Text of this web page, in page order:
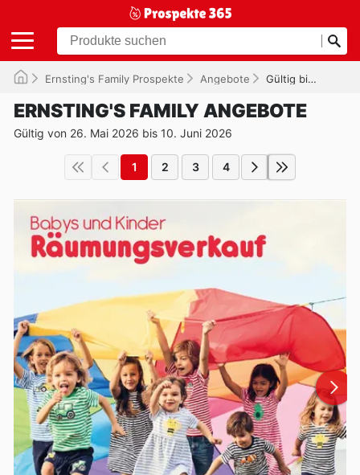
Ernsting's Family Prospekte Angebote Gültig bis 10.06.2026
ERNSTING'S FAMILY ANGEBOTE
Gültig von 26. Mai 2026 bis 10. Juni 2026
1 2 3 4